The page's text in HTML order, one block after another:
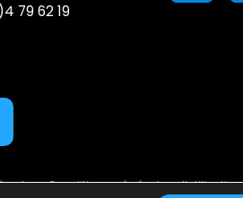
79 62 19
Conditions générales d’utilisation